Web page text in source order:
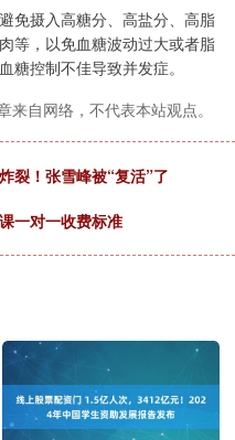
免摄入高糖分、高盐分、高脂
等，以免血糖波动过大或者脂
糖控制不佳导致并发症。
来自网络，不代表本站观点。
裂！张雪峰被“复活”了
一对一收费标准